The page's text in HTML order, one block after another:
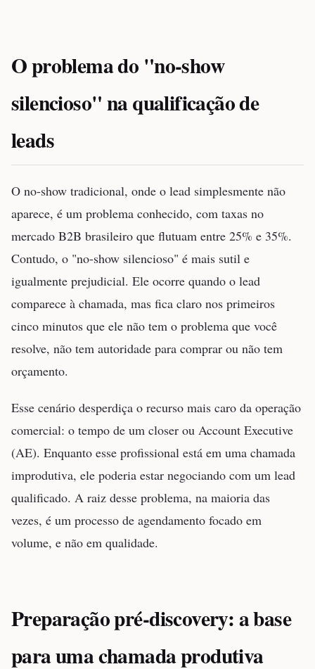
O problema do "no-show
silencioso" na qualificação de
leads
O no-show tradicional, onde o lead simplesmente não
aparece, é um problema conhecido, com taxas no
mercado B2B brasileiro que flutuam entre 25% e 35%.
Contudo, o "no-show silencioso" é mais sutil e
igualmente prejudicial. Ele ocorre quando o lead
comparece à chamada, mas fica claro nos primeiros
cinco minutos que ele não tem o problema que você
resolve, não tem autoridade para comprar ou não tem
orçamento.
Esse cenário desperdiça o recurso mais caro da operação
comercial: o tempo de um closer ou Account Executive
(AE). Enquanto esse profissional está em uma chamada
improdutiva, ele poderia estar negociando com um lead
qualificado. A raiz desse problema, na maioria das
vezes, é um processo de agendamento focado em
volume, e não em qualidade.
Preparação pré-discovery: a base
para uma chamada produtiva